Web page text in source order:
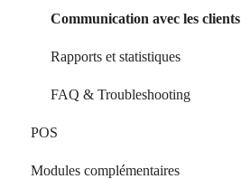
Communication avec les clients
Rapports et statistiques
FAQ & Troubleshooting
POS
Le matériel
Modules complémentaires